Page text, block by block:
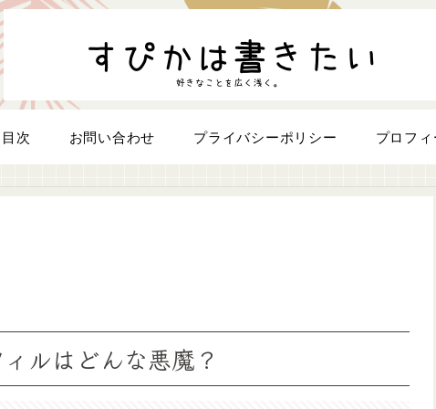
目次 お問い合わせ プライバシーポリシー プロフ
ルはどんな悪魔？